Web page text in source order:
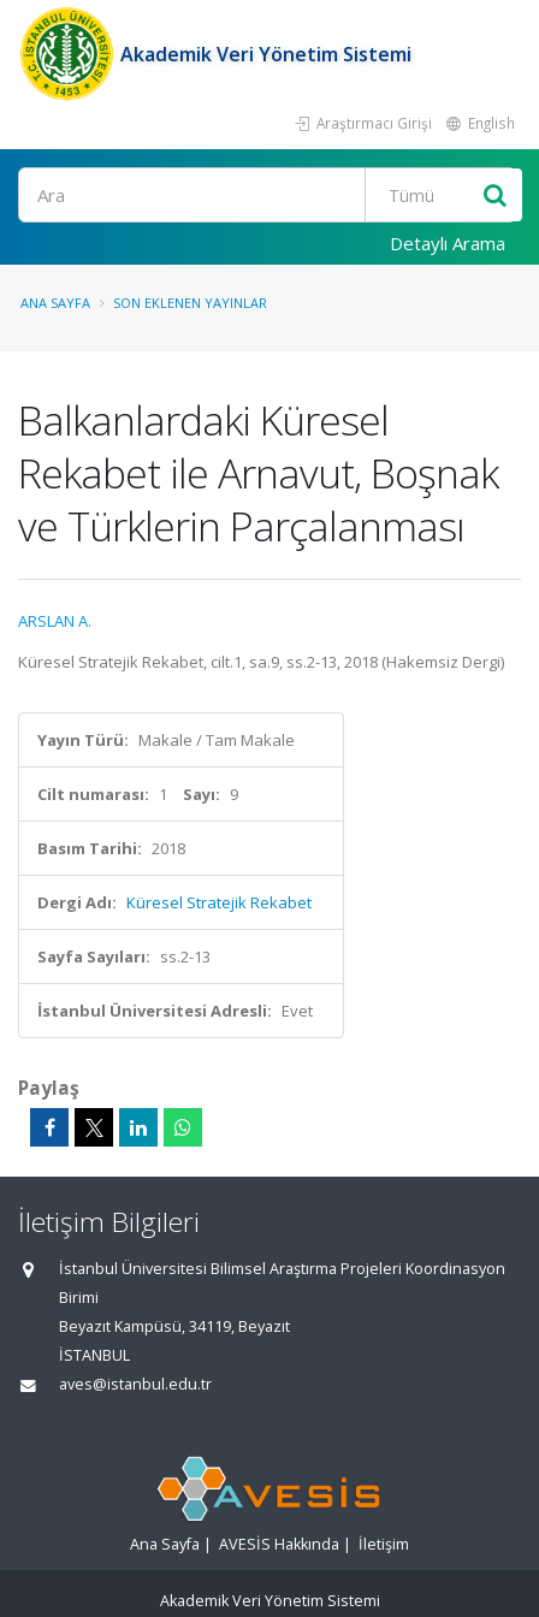
Akademik Veri Yönetim Sistemi
Araştırmacı Girişi English
Ara
Detaylı Arama
ANA SAYFA SON EKLENEN YAYINLAR
Balkanlardaki Küresel
Rekabet ile Arnavut, Boşnak
ve Türklerin Parçalanması
ARSLAN A.
Küresel Stratejik Rekabet, cilt.1, sa.9, ss.2-13, 2018 (Hakemsiz Dergi)
Yayın Türü: Makale / Tam Makale
Cilt numarası: 1 Sayı: 9
Basım Tarihi: 2018
Dergi Adı: Küresel Stratejik Rekabet
Sayfa Sayıları: ss.2-13
İstanbul Üniversitesi Adresli: Evet
Paylaş
İletişim Bilgileri
İstanbul Üniversitesi Bilimsel Araştırma Projeleri Koordinasyon
Birimi
Beyazıt Kampüsü, 34119, Beyazıt
İSTANBUL
aves@istanbul.edu.tr
Ana Sayfa | AVESİS Hakkında | İletişim
Akademik Veri Yönetim Sistemi